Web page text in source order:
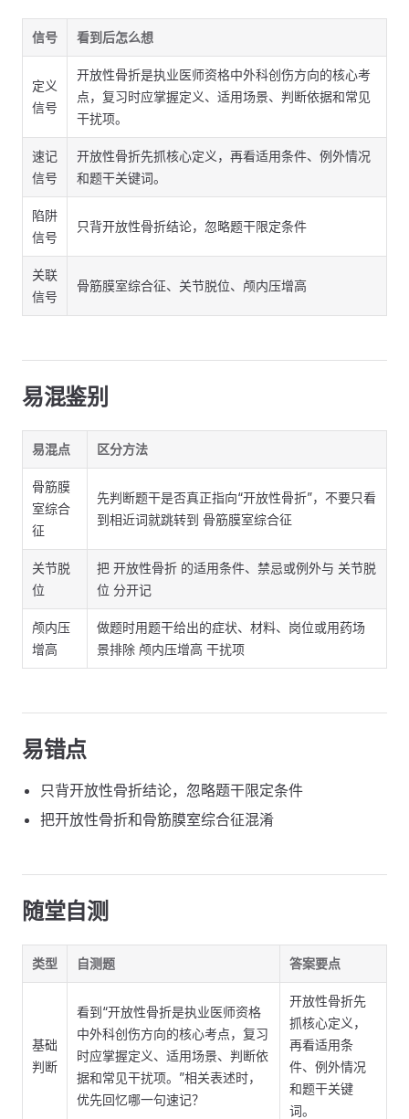
信号 看到后怎么想
定义
信号
开放性骨折是执业医师资格中外科创伤方向的核心考
点，复习时应掌握定义、适用场景、判断依据和常见
干扰项。
速记
信号
开放性骨折先抓核心定义，再看适用条件、例外情况
和题干关键词。
陷阱
信号
只背开放性骨折结论，忽略题干限定条件
关联
信号
骨筋膜室综合征、关节脱位、颅内压增高
易混鉴别
易混点 区分方法
骨筋膜
室综合
征
先判断题干是否真正指向“开放性骨折”，不要只看
到相近词就跳转到 骨筋膜室综合征
关节脱
位
把 开放性骨折 的适用条件、禁忌或例外与 关节脱
位 分开记
颅内压
增高
做题时用题干给出的症状、材料、岗位或用药场
景排除 颅内压增高 干扰项
易错点
只背开放性骨折结论，忽略题干限定条件
把开放性骨折和骨筋膜室综合征混淆
随堂自测
类型 自测题 答案要点
基础
判断
看到“开放性骨折是执业医师资格
中外科创伤方向的核心考点，复习
时应掌握定义、适用场景、判断依
据和常见干扰项。”相关表述时，
优先回忆哪一句速记？
开放性骨折先
抓核心定义，
再看适用条
件、例外情况
和题干关键
词。